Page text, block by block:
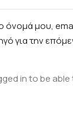
μου,
για την
in to be